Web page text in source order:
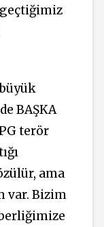
geçtiğimiz
BAŞKA
terör
ama
var. Bizim